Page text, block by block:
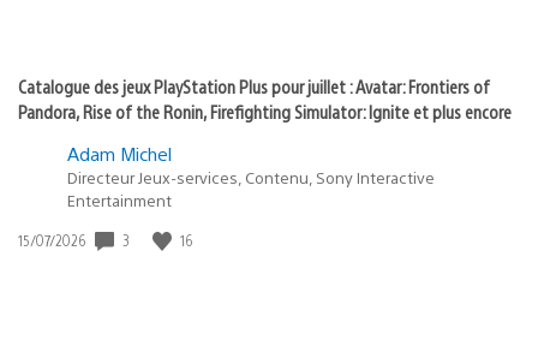
Catalogue des jeux PlayStation Plus pour juillet : Avatar: Frontiers of
Pandora, Rise of the Ronin, Firefighting Simulator: Ignite et plus encore
Adam Michel
Directeur Jeux-services, Contenu, Sony Interactive
Entertainment
Date
15/07/2026 3 16